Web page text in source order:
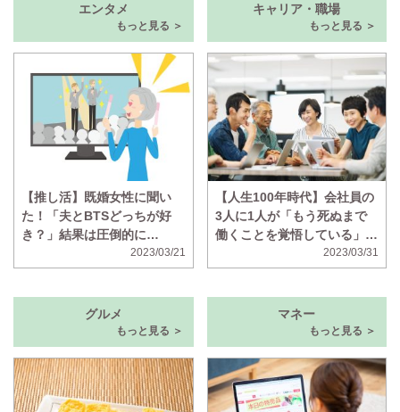
エンタメ
もっと見る ＞
【推し活】既婚女性に聞い
た！「夫とBTSどっちが好
き？」結果は圧倒的に…
2023/03/21
キャリア・職場
もっと見る ＞
【人生100年時代】会社員の
3人に1人が「もう死ぬまで
働くことを覚悟している」と
回答 年金が不十分、ボケそ
う、の声
2023/03/31
グルメ
もっと見る ＞
マネー
もっと見る ＞